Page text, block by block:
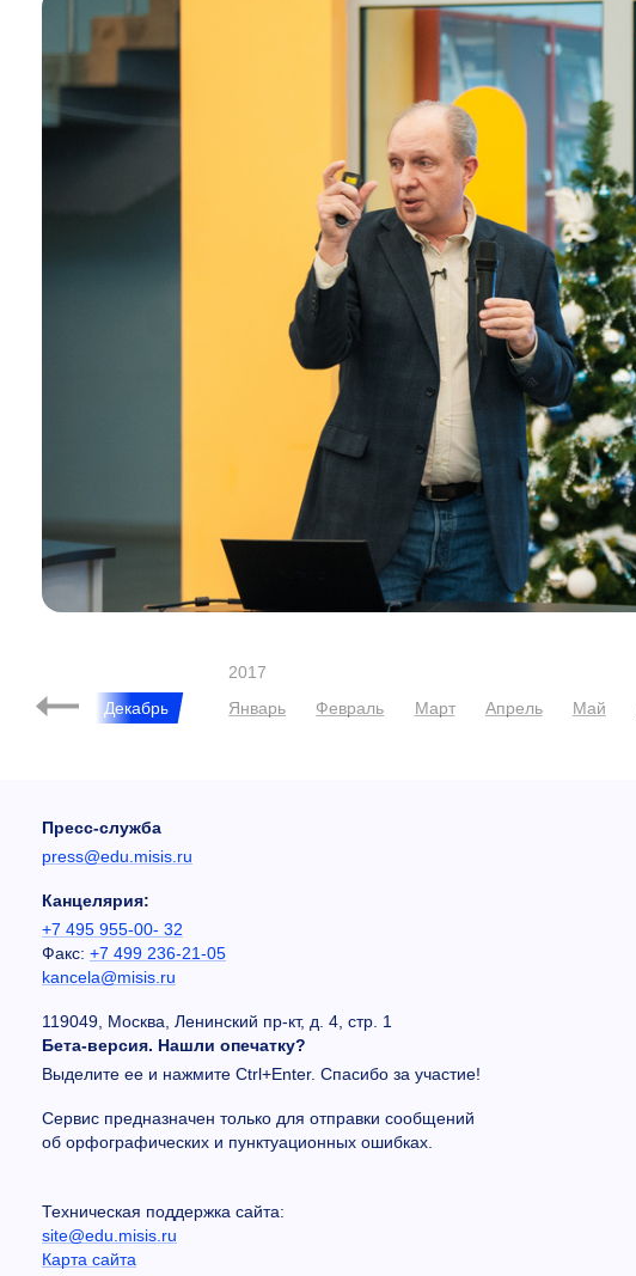
Ноябрь Декабрь
2017
Январь
Февраль Март Апрель Май
Пресс-служба
press@edu.misis.ru
Канцелярия:
+7 495 955-00- 32
Факс: +7 499 236-21-05
kancela@misis.ru
119049, Москва, Ленинский пр-кт, д. 4, стр. 1
Бета-версия. Нашли опечатку?
Выделите ее и нажмите Ctrl+Enter. Спасибо за участие!
Сервис предназначен только для отправки сообщений
об орфографических и пунктуационных ошибках.
Техническая поддержка сайта:
site@edu.misis.ru
Карта сайта